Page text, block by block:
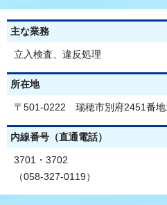
主な業務
立入検査、違反処理
所在地
〒501-0222 瑞穂市別府2451番地
内線番号（直通電話）
3701・3702
（058-327-0119）